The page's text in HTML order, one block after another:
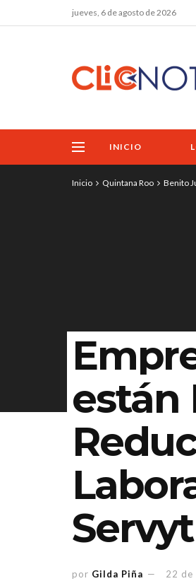
jueves, 6 de agosto de 2026
INICIO
Inicio Quintana Roo Benito
están
por Gilda Piña 22 de